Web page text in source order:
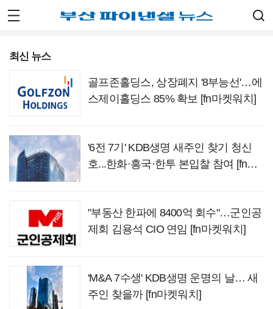
최신 뉴스
골프존홀딩스, 상장폐지 '8부능선'…에
스제이홀딩스 85% 확보 [fn마켓워치]
'6전 7기' KDB생명 새주인 찾기 청신
호...한화·흥국·한투 본입찰 참여 [fn마
"부동산 한파에 8400억 회수"…군인공
제회 김용석 CIO 연임 [fn마켓워치]
'M&A 7수생' KDB생명 운명의 날… 새
주인 찾을까 [fn마켓워치]